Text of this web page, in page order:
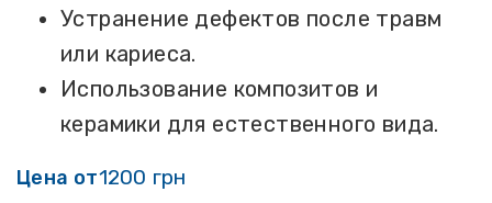
Устранение дефектов после травм
или кариеса.
Использование композитов и
керамики для естественного вида.
Цена от1200 грн